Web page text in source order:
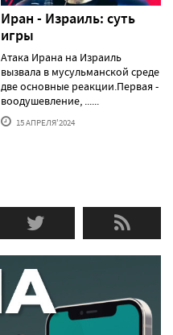
Иран - Израиль: суть
игры
Атака Ирана на Израиль
вызвала в мусульманской среде
две основные реакции.Первая -
воодушевление, ......
15 АПРЕЛЯ'2024